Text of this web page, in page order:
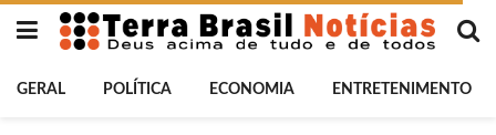
GERAL POLÍTICA ECONOMIA ENTRETENIMENTO